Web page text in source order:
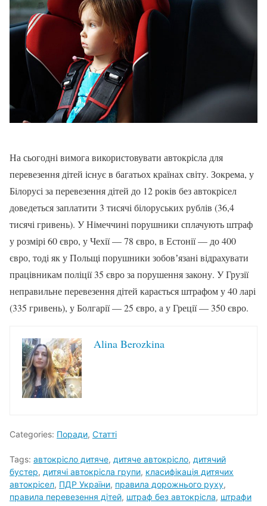
На сьогодні вимога використовувати автокрісла для
перевезення дітей існує в багатьох країнах світу. Зокрема, у
Білорусі за перевезення дітей до 12 років без автокрісел
доведеться заплатити 3 тисячі білоруських рублів (36,4
тисячі гривень). У Німеччині порушники сплачують штраф
у розмірі 60 євро, у Чехії — 78 євро, в Естонії — до 400
євро, тоді як у Польщі порушники зобовʼязані відрахувати
працівникам поліції 35 євро за порушення закону. У Грузії
неправильне перевезення дітей карається штрафом у 40 ларі
(335 гривень), у Болгарії — 25 євро, а у Греції — 350 євро.
Alina Berozkina
Categories: Поради, Статті
Tags: автокрісло дитяче, дитяче автокрісло, дитячий
бустер, дитячі автокрісла групи, класифікація дитячих
автокрісел, ПДР України, правила дорожнього руху,
правила перевезення дітей, штраф без автокрісла, штрафи